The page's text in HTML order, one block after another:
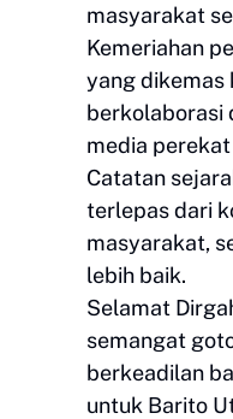
masyarakat
Kemeriahan
yang dikemas
berkolaborasi
media
Catatan
terlepas dari
masyarakat,
lebih baik.
Selamat
semangat
berkeadilan
untuk Barito